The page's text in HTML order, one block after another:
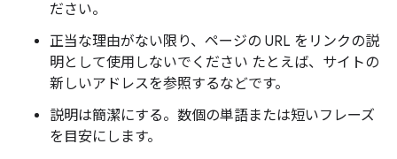
ださい。
正当な理由がない限り、ページの URL をリンクの説
明として使用しないでください たとえば、サイトの
新しいアドレスを参照するなどです。
説明は簡潔にする。数個の単語または短いフレーズ
を目安にします。